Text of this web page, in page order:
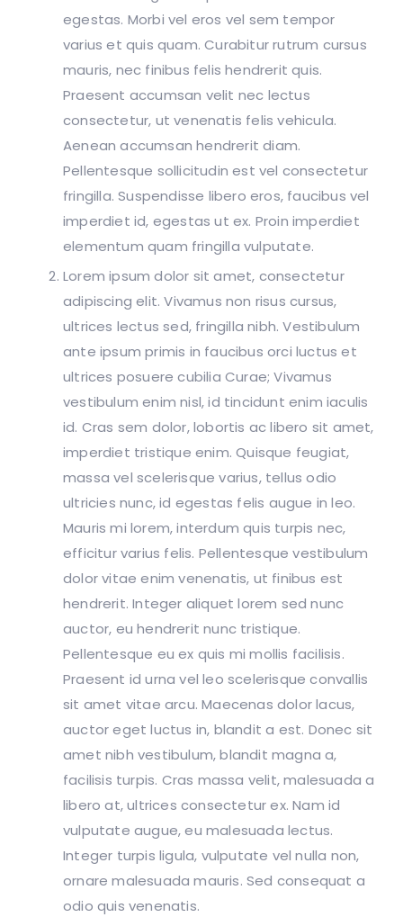
egestas. Morbi vel eros vel sem tempor
varius et quis quam. Curabitur rutrum cursus
mauris, nec finibus felis hendrerit quis.
Praesent accumsan velit nec lectus
consectetur, ut venenatis felis vehicula.
Aenean accumsan hendrerit diam.
Pellentesque sollicitudin est vel consectetur
fringilla. Suspendisse libero eros, faucibus vel
imperdiet id, egestas ut ex. Proin imperdiet
elementum quam fringilla vulputate.
Lorem ipsum dolor sit amet, consectetur
adipiscing elit. Vivamus non risus cursus,
ultrices lectus sed, fringilla nibh. Vestibulum
ante ipsum primis in faucibus orci luctus et
ultrices posuere cubilia Curae; Vivamus
vestibulum enim nisl, id tincidunt enim iaculis
id. Cras sem dolor, lobortis ac libero sit amet,
imperdiet tristique enim. Quisque feugiat,
massa vel scelerisque varius, tellus odio
ultricies nunc, id egestas felis augue in leo.
Mauris mi lorem, interdum quis turpis nec,
efficitur varius felis. Pellentesque vestibulum
dolor vitae enim venenatis, ut finibus est
hendrerit. Integer aliquet lorem sed nunc
auctor, eu hendrerit nunc tristique.
Pellentesque eu ex quis mi mollis facilisis.
Praesent id urna vel leo scelerisque convallis
sit amet vitae arcu. Maecenas dolor lacus,
auctor eget luctus in, blandit a est. Donec sit
amet nibh vestibulum, blandit magna a,
facilisis turpis. Cras massa velit, malesuada a
libero at, ultrices consectetur ex. Nam id
vulputate augue, eu malesuada lectus.
Integer turpis ligula, vulputate vel nulla non,
ornare malesuada mauris. Sed consequat a
odio quis venenatis.